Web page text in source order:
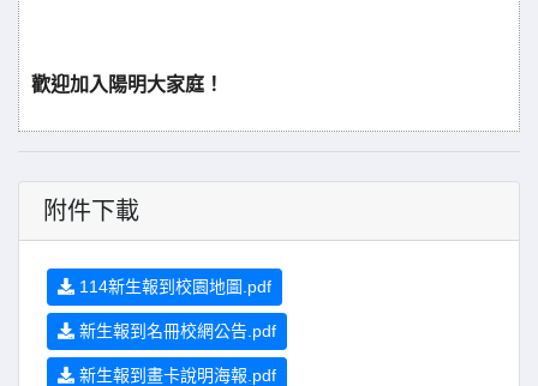
歡迎加入陽明大家庭！
附件下載
114新生報到校園地圖.pdf
新生報到名冊校網公告.pdf
新生報到畫卡說明海報.pdf